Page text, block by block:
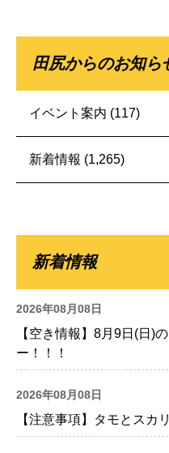
田尻からのお知ら
イベント案内 (117)
新着情報 (1,265)
新着情報
2026年08月08日
【空き情報】8月9日(日)
ー！！！
2026年08月08日
【注意事項】タモとスカ